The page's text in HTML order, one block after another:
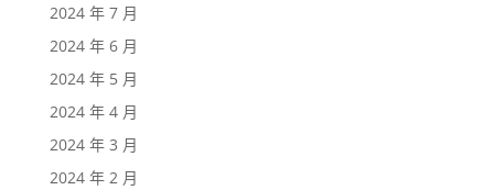
2024 年 7 月
2024 年 6 月
2024 年 5 月
2024 年 4 月
2024 年 3 月
2024 年 2 月